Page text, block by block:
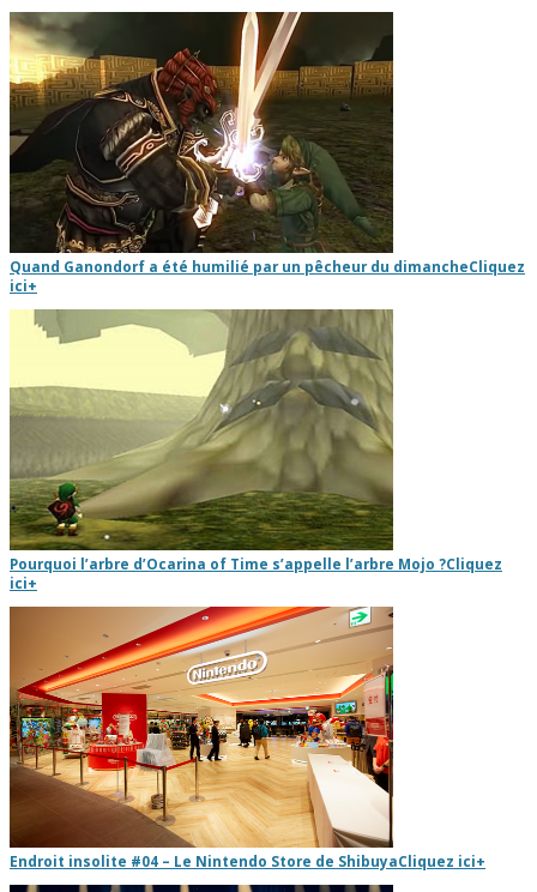
Quand Ganondorf a été humilié par un pêcheur du dimancheCliquez
ici+
Pourquoi l’arbre d’Ocarina of Time s’appelle l’arbre Mojo ?Cliquez
ici+
Endroit insolite #04 – Le Nintendo Store de ShibuyaCliquez ici+